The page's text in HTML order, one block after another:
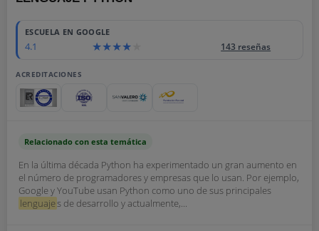
ESCUELA EN GOOGLE
4.1 143 reseñas
ACREDITACIONES
Relacionado con esta temática
En la última década Python ha experimentado un gran aumento en
el número de programadores y empresas que lo usan. Por ejemplo,
Google y YouTube usan Python como uno de sus principales
lenguajes de desarrollo y actualmente,...